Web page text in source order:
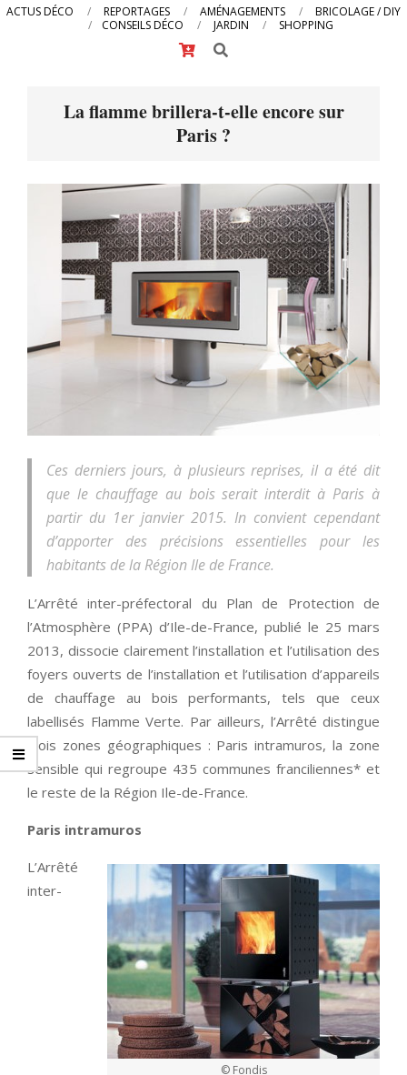
Primary
ACTUS DÉCO REPORTAGES AMÉNAGEMENTS
BRICOLAGE / DIY
CONSEILS DÉCO
JARDIN
SHOPPING
Search
La flamme brillera-t-elle encore sur
Paris ?
Ces derniers jours, à plusieurs reprises, il a été dit
que le chauffage au bois serait interdit à Paris à
partir du 1er janvier 2015. In convient cependant
d’apporter des précisions essentielles pour les
habitants de la Région Ile de France.
L’Arrêté inter-préfectoral du Plan de Protection de
l’Atmosphère (PPA) d’Ile-de-France, publié le 25 mars
2013, dissocie clairement l’installation et l’utilisation des
foyers ouverts de l’installation et l’utilisation d’appareils
de chauffage au bois performants, tels que ceux
labellisés Flamme Verte. Par ailleurs, l’Arrêté distingue
trois zones géographiques : Paris intramuros, la zone
sensible qui regroupe 435 communes franciliennes* et
le reste de la Région Ile-de-France.
Paris intramuros
© Fondis
L’Arrêté
inter-